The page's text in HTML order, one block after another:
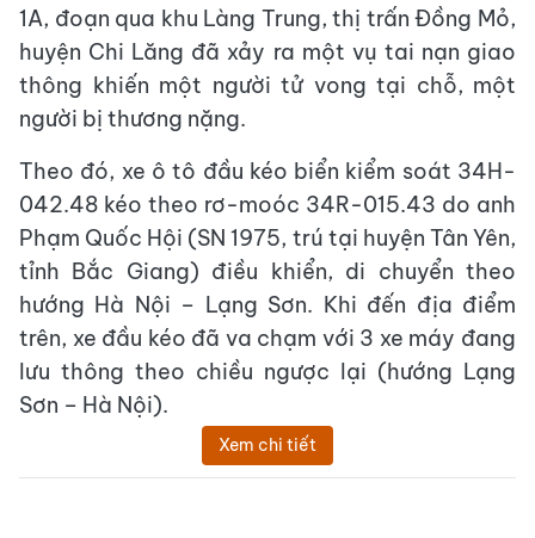
1A, đoạn qua khu Làng Trung, thị trấn Đồng Mỏ,
huyện Chi Lăng đã xảy ra một vụ tai nạn giao
thông khiến một người tử vong tại chỗ, một
người bị thương nặng.
Theo đó, xe ô tô đầu kéo biển kiểm soát 34H-
042.48 kéo theo rơ-moóc 34R-015.43 do anh
Phạm Quốc Hội (SN 1975, trú tại huyện Tân Yên,
tỉnh Bắc Giang) điều khiển, di chuyển theo
hướng Hà Nội – Lạng Sơn. Khi đến địa điểm
trên, xe đầu kéo đã va chạm với 3 xe máy đang
lưu thông theo chiều ngược lại (hướng Lạng
Sơn – Hà Nội).
Xem chi tiết